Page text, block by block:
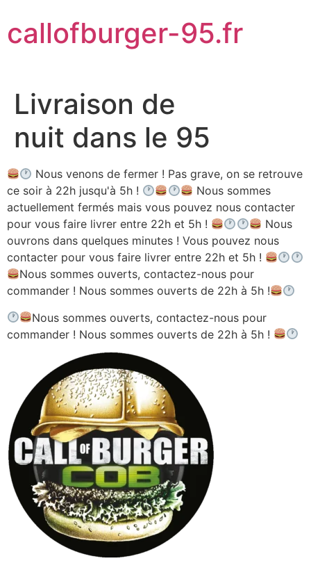
contenu
callofburger-95.fr
Livraison de
nuit dans le 95
Nous venons de fermer ! Pas grave, on se retrouve
ce soir à 22h jusqu'à 5h !
Nous sommes
actuellement fermés mais vous pouvez nous contacter
pour vous faire livrer entre 22h et 5h !
Nous
ouvrons dans quelques minutes ! Vous pouvez nous
contacter pour vous faire livrer entre 22h et 5h !
Nous sommes ouverts, contactez-nous pour
commander ! Nous sommes ouverts de 22h à 5h !
Nous sommes ouverts, contactez-nous pour
commander ! Nous sommes ouverts de 22h à 5h !